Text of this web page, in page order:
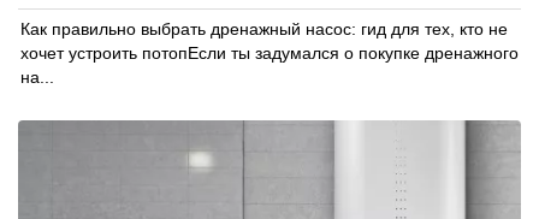
Как правильно выбрать дренажный насос: гид для тех, кто не
хочет устроить потопЕсли ты задумался о покупке дренажного
на...